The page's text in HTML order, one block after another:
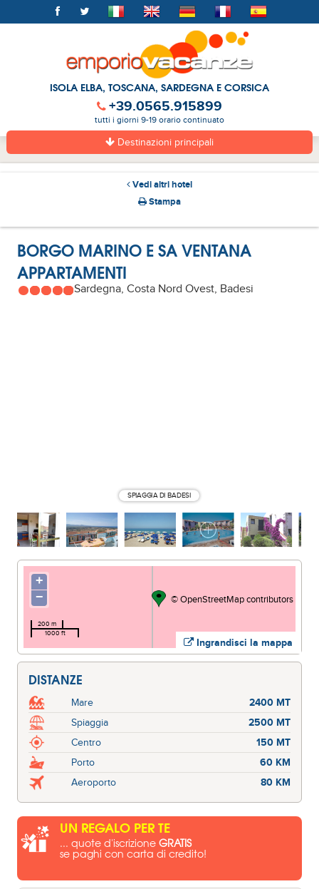
ISOLA ELBA, TOSCANA, SARDEGNA E CORSICA
+39.0565.915899
tutti i giorni 9-19 orario continuato
Destinazioni principali
Vedi altri hotel
Stampa
BORGO MARINO E SA VENTANA
APPARTAMENTI
Sardegna, Costa Nord Ovest, Badesi
SPIAGGIA DI BADESI
Ingrandisci la mappa
+
−
©OpenStreetMapcontributors
200 m
1000 ft
DISTANZE
Mare
2400 MT
Spiaggia
2500 MT
Centro
150 MT
Porto
60 KM
Aeroporto
80 KM
UN REGALO PER TE
... quote d'iscrizioneGRATIS
se paghi con carta di credito!